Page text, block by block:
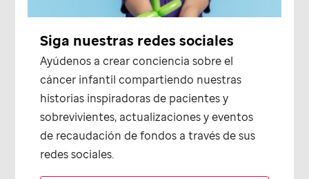
Siga nuestras redes sociales
Ayúdenos a crear conciencia sobre el
cáncer infantil compartiendo nuestras
historias inspiradoras de pacientes y
sobrevivientes, actualizaciones y eventos
de recaudación de fondos a través de sus
redes sociales.